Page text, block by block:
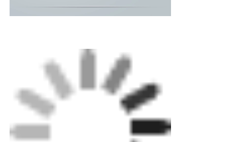
A propos de nous
Visite d'usine
Contrôle de la qualité
Il est fabriqué à partir de matériaux de haute
qualité pour assurer la durabilité et la fiabilité,
résistant aux rigueurs des opérations de
soudage.la pince Titan 200 est dotée d'une
poignée ergonomique qui assure une prise